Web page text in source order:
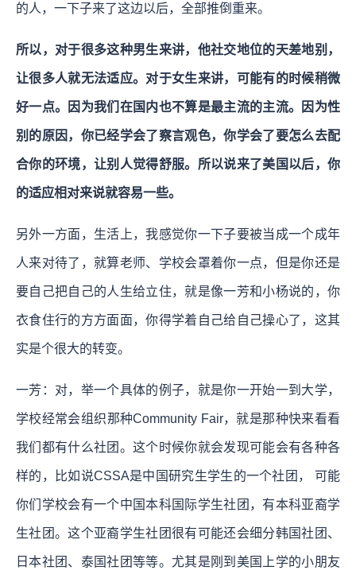
的人，一下子来了这边以后，全部推倒重来。
所以，对于很多这种男生来讲，他社交地位的天差地别，
让很多人就无法适应。对于女生来讲，可能有的时候稍微
好一点。因为我们在国内也不算是最主流的主流。因为性
别的原因，你已经学会了察言观色，你学会了要怎么去配
合你的环境，让别人觉得舒服。所以说来了美国以后，你
的适应相对来说就容易一些。
另外一方面，生活上，我感觉你一下子要被当成一个成年
人来对待了，就算老师、学校会罩着你一点，但是你还是
要自己把自己的人生给立住，就是像一芳和小杨说的，你
衣食住行的方方面面，你得学着自己给自己操心了，这其
实是个很大的转变。
一芳：对，举一个具体的例子，就是你一开始一到大学，
学校经常会组织那种Community Fair，就是那种快来看看
我们都有什么社团。这个时候你就会发现可能会有各种各
样的，比如说CSSA是中国研究生学生的一个社团， 可能
你们学校会有一个中国本科国际学生社团，有本科亚裔学
生社团。这个亚裔学生社团很有可能还会细分韩国社团、
日本社团、泰国社团等等。尤其是刚到美国上学的小朋友